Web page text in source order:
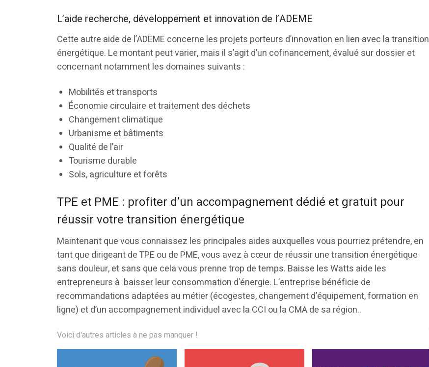
L’aide recherche, développement et innovation de l’ADEME
Cette autre aide de l’ADEME concerne les projets porteurs d’innovation en lien avec la transition
énergétique. Le montant peut varier, mais il s’agit d’un cofinancement, évalué sur dossier et
concernant notamment les domaines suivants :
Mobilités et transports
Économie circulaire et traitement des déchets
Changement climatique
Urbanisme et bâtiments
Qualité de l’air
Tourisme durable
Sols, agriculture et forêts
TPE et PME : profiter d’un accompagnement dédié et gratuit pour
réussir votre transition énergétique
Maintenant que vous connaissez les principales aides auxquelles vous pourriez prétendre, en
tant que dirigeant de TPE ou de PME, vous avez à cœur de réussir une transition énergétique
sans douleur, et sans que cela vous prenne trop de temps. Baisse les Watts aide les
entrepreneurs à baisser leur consommation d’énergie. L’entreprise bénéficie de
recommandations adaptées au métier (écogestes, changement d’équipement, formation en
ligne) et d’un accompagnement individuel avec la CCI ou la CMA de sa région..
Voici d'autres articles à ne pas manquer !